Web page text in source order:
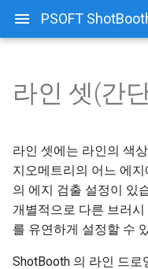
PSOFT
입
력
하
설치 방법
제거(언인스톨) 방법
인증의 종류
온라인 인증 방법
오프라인 인증 방법
라이선스 반환(온라인)
라이선스 반환(오프라인
ShotBooth 화면 구성
ShotBooth 사용 방법
빠른 시작(퀵스타트)
샘플 파일
3D 뷰포트
아이템 리스트
머티리얼 리스트
라인 리스트
이미지 리스트
라인 셋(간단)
브러시 설정
에지 (Edge)
스트로크 사이즈 감쇠
Size Reduction)
라인 셋(간
라인 셋에는 라인의 색
지오메트리의 어느 에
의 에지 검출 설정이 있
개별적으로 다른 브러
를 유연하게 설정할 수
ShotBooth 의 라인 드로